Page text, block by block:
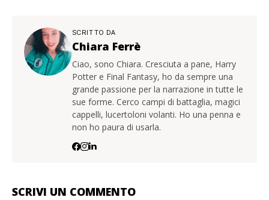
SCRITTO DA
Chiara Ferrè
Ciao, sono Chiara. Cresciuta a pane, Harry
Potter e Final Fantasy, ho da sempre una
grande passione per la narrazione in tutte le
sue forme. Cerco campi di battaglia, magici
cappelli, lucertoloni volanti. Ho una penna e
non ho paura di usarla.
SCRIVI UN COMMENTO